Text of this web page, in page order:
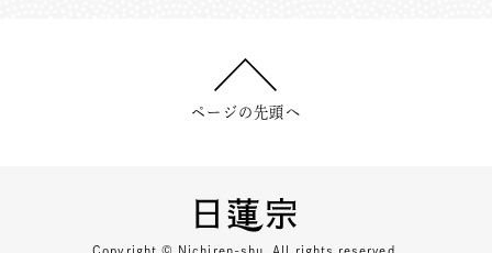
ページの先頭へ
Copyright © Nichiren-shu. All rights reserved.